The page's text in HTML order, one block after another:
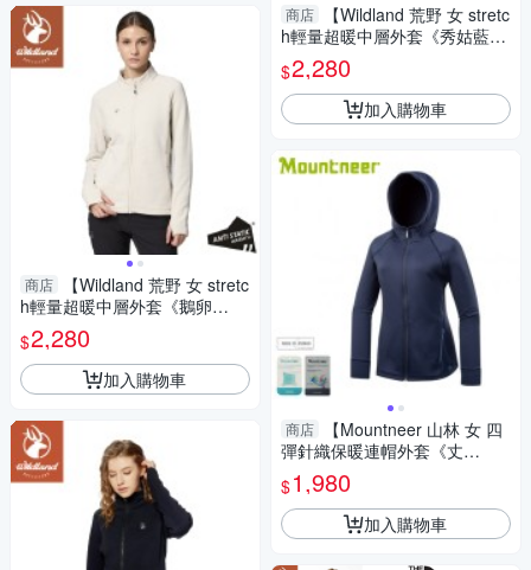
商店
【Wildland 荒野 女 stretc
h輕量超暖中層外套《鵝卵
石》】0B32609/機能外套/保暖
外套
$2,280
加入購物車
商店
【Wildland 荒野 女 stretc
h輕量超暖中層外套《秀姑藍
山》】0B32609/機能外套/保暖
外套
$2,280
加入購物車
商店
【Mountneer 山林 女 四
彈針織保暖連帽外套《丈
青》】52J06/登山/保暖外套/刷
毛外套
$1,980
加入購物車